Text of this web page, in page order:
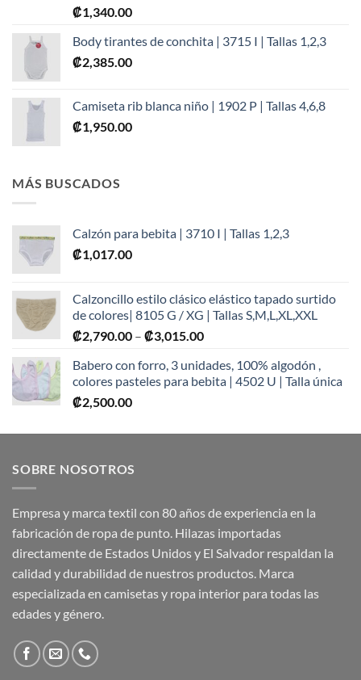
₡1,340.00
Body tirantes de conchita | 3715 I | Tallas 1,2,3
₡2,385.00
Camiseta rib blanca niño | 1902 P | Tallas 4,6,8
₡1,950.00
MÁS BUSCADOS
Calzón para bebita | 3710 I | Tallas 1,2,3
₡1,017.00
Calzoncillo estilo clásico elástico tapado surtido
de colores| 8105 G / XG | Tallas S,M,L,XL,XXL
₡2,790.00 – ₡3,015.00Price
₡2,790.00
through
Babero con forro, 3 unidades, 100% algodón ,
colores pasteles para bebita | 4502 U | Talla única
₡2,500.00
SOBRE NOSOTROS
Empresa y marca textil con 80 años de experiencia en la
fabricación de ropa de punto. Hilazas importadas
directamente de Estados Unidos y El Salvador respaldan la
calidad y durabilidad de nuestros productos. Marca
especializada en camisetas y ropa interior para todas las
edades y género.